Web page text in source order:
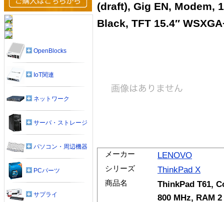
(draft), Gig EN, Modem,
Black, TFT 15.4″
メーカー LENOVO
シリーズ ThinkPad X
商品名
ThinkPad T61,
800 MHz, RAM
OpenBlocks
IoT関連
ネットワーク
サーバ・ストレージ
パソコン・周辺機器
PCパーツ
サプライ